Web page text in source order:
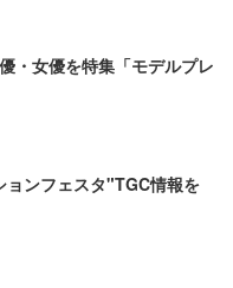
・女優を特集「モデルプレ
ンフェスタ"TGC情報を